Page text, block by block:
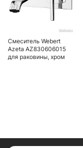
Смеситель Webert
Azeta AZ830606015
для раковины, хром